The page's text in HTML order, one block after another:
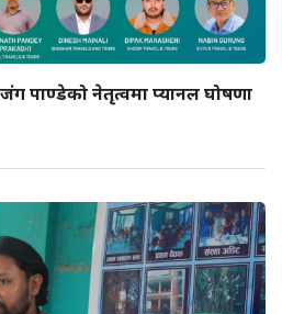
जंग पाण्डेको नेतृत्वमा प्यानल घोषणा